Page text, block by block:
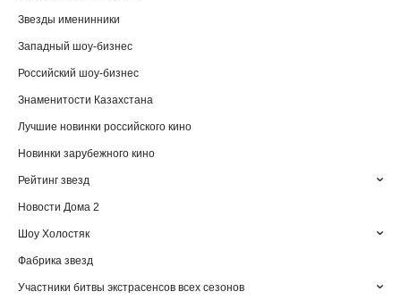
Звезды именинники
Западный шоу-бизнес
Российский шоу-бизнес
Знаменитости Казахстана
Лучшие новинки российского кино
Новинки зарубежного кино
Рейтинг звезд
Новости Дома 2
Шоу Холостяк
Фабрика звезд
Участники битвы экстрасенсов всех сезонов